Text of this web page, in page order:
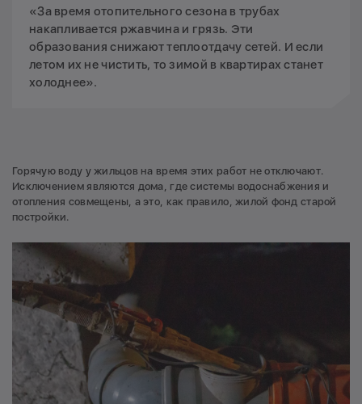
«За время отопительного сезона в трубах
накапливается ржавчина и грязь. Эти
образования снижают теплоотдачу сетей. И если
летом их не чистить, то зимой в квартирах станет
холоднее».
Горячую воду у жильцов на время этих работ не отключают.
Исключением являются дома, где системы водоснабжения и
отопления совмещены, а это, как правило, жилой фонд старой
постройки.